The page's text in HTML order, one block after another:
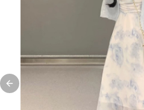
Previous slide